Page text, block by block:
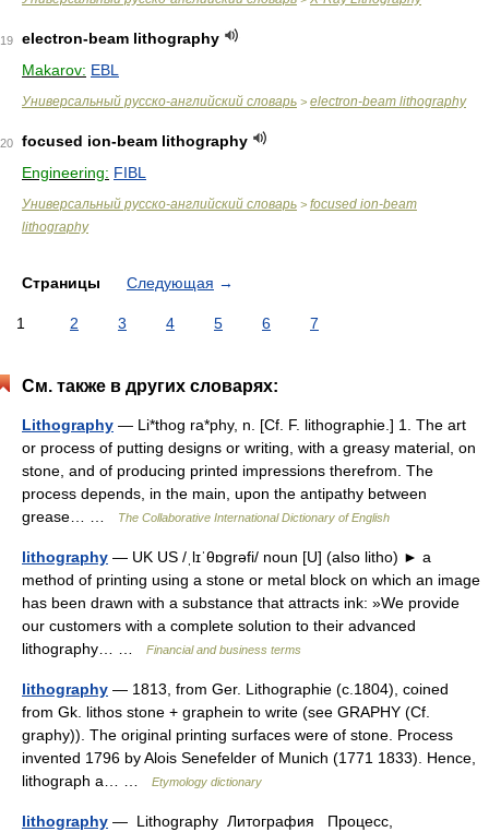
19
electron-beam lithography
Makarov: EBL
Универсальный русско-английский словарь > electron-beam lithography
20
focused ion-beam lithography
Engineering: FIBL
Универсальный русско-английский словарь > focused ion-beam
lithography
Страницы Следующая →
1 2 3 4 5 6 7
См. также в других словарях:
Lithography — Li*thog ra*phy, n. [Cf. F. lithographie.] 1. The art
or process of putting designs or writing, with a greasy material, on
stone, and of producing printed impressions therefrom. The
process depends, in the main, upon the antipathy between
grease… …
The Collaborative International Dictionary of English
lithography — UK US /ˌlɪˈθɒɡrəfi/ noun [U] (also litho) ► a
method of printing using a stone or metal block on which an image
has been drawn with a substance that attracts ink: »We provide
our customers with a complete solution to their advanced
lithography… …
Financial and business terms
lithography — 1813, from Ger. Lithographie (c.1804), coined
from Gk. lithos stone + graphein to write (see GRAPHY (Cf.
graphy)). The original printing surfaces were of stone. Process
invented 1796 by Alois Senefelder of Munich (1771 1833). Hence,
lithograph a… …
Etymology dictionary
lithography — Lithography Литография Процесс,